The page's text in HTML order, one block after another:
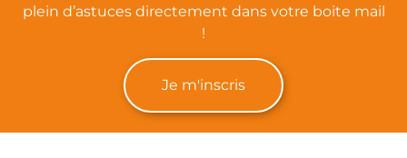
plein d’astuces directement dans votre boite mail
!
Je m'inscris